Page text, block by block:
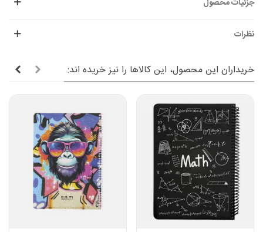
جزئیات محصول
نظرات
خریداران این محصول، این کالاها را نیز خریده اند: